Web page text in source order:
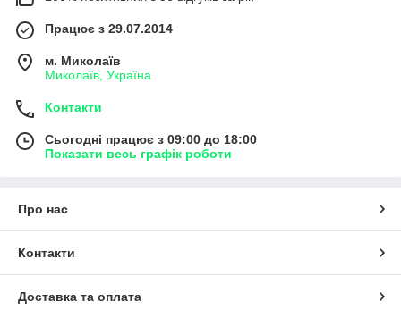
Працює з 29.07.2014
м. Миколаїв
Миколаїв, Україна
Контакти
Сьогодні працює з 09:00 до 18:00
Показати весь графік роботи
Про нас
Контакти
Доставка та оплата